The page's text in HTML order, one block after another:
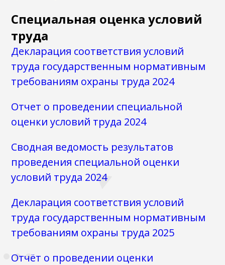
Специальная оценка условий
труда
Декларация соответствия условий
труда государственным нормативным
требованиям охраны труда 2024
Отчет о проведении специальной
оценки условий труда 2024
Сводная ведомость результатов
проведения специальной оценки
условий труда 2024
Декларация соответствия условий
труда государственным нормативным
требованиям охраны труда 2025
Отчёт о проведении оценки